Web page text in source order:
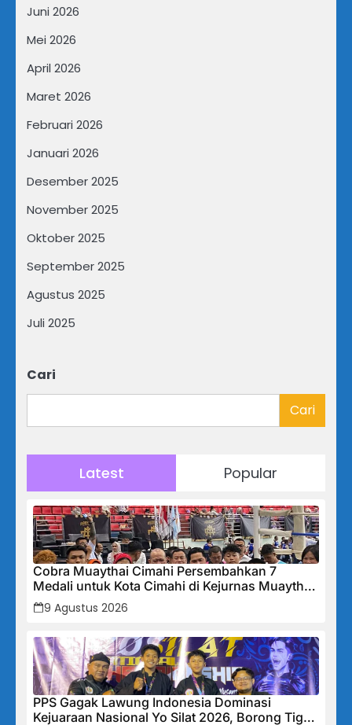
Juni 2026
Mei 2026
April 2026
Maret 2026
Februari 2026
Januari 2026
Desember 2025
November 2025
Oktober 2025
September 2025
Agustus 2025
Juli 2025
Cari
Cari
Latest Popular
Cobra Muaythai Cimahi Persembahkan 7
Medali untuk Kota Cimahi di Kejurnas Muaythai
Indonesia 2026
9 Agustus 2026
PPS Gagak Lawung Indonesia Dominasi
Kejuaraan Nasional Yo Silat 2026, Borong Tiga